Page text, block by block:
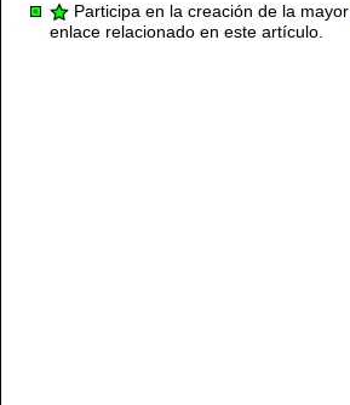
Participa en la creación de la mayor
enlace relacionado en este artículo.